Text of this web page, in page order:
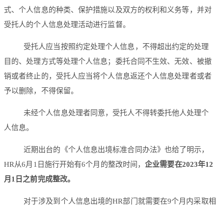
式、个人信息的种类、保护措施以及双方的权利和义务等，并对
受托人的个人信息处理活动进行监督。
受托人应当按照约定处理个人信息，不得超出约定的处理
目的、处理方式等处理个人信息；委托合同不生效、无效、被撤
销或者终止的，受托人应当将个人信息返还个人信息处理者或者
予以删除，不得保留。
未经个人信息处理者同意，受托人不得转委托他人处理个
人信息。
近期出台的《个人信息出境标准合同办法》也给了明示，
HR从6月1日施行开始有6个月的整改时间，企业需要在2023年12
月1日之前完成整改。
对于涉及到个人信息出境的HR部门就需要在9个月内采取相